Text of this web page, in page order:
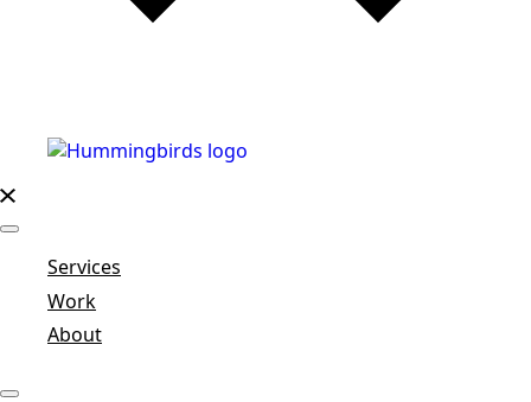
Services
Work
About